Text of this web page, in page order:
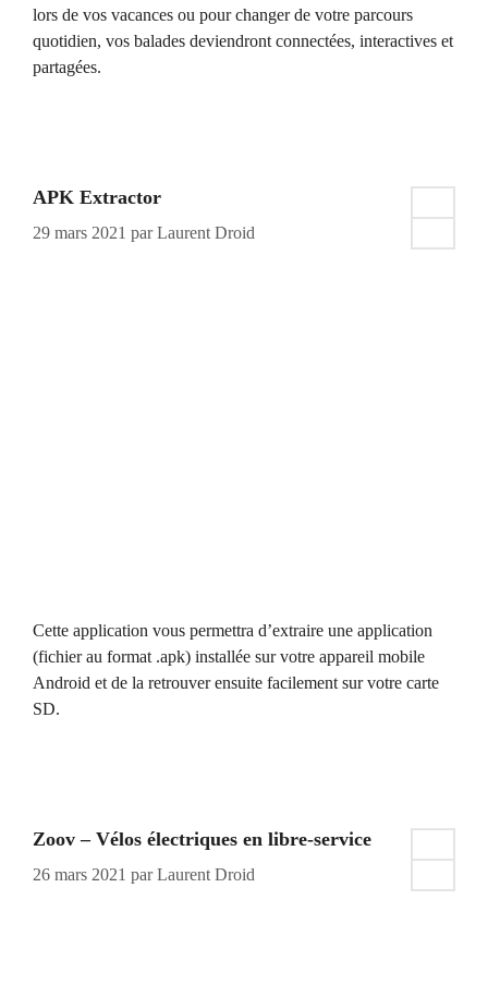
lors de vos vacances ou pour changer de votre parcours
quotidien, vos balades deviendront connectées, interactives et
partagées.
APK Extractor
29 mars 2021 parLaurent Droid
Cette application vous permettra d’extraire une application
(fichier au format .apk) installée sur votre appareil mobile
Android et de la retrouver ensuite facilement sur votre carte
SD.
Zoov – Vélos électriques en libre-service
26 mars 2021 parLaurent Droid